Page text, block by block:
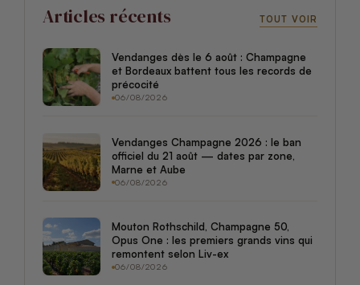
Articles récents TOUT VOIR
Vendanges dès le 6 août : Champagne
et Bordeaux battent tous les records de
précocité
06/08/2026
Vendanges Champagne 2026 : le ban
officiel du 21 août — dates par zone,
Marne et Aube
06/08/2026
Mouton Rothschild, Champagne 50,
Opus One : les premiers grands vins qui
remontent selon Liv-ex
06/08/2026